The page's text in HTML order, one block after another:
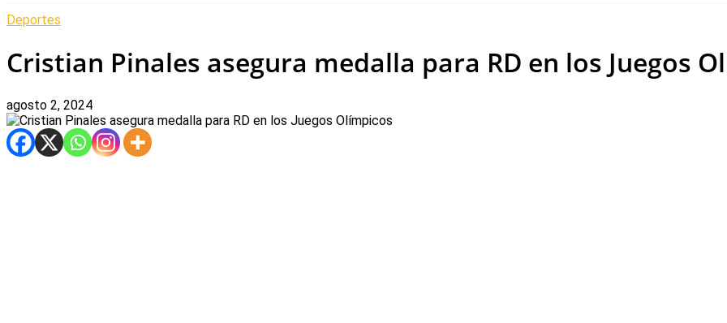
Deportes
Cristian Pinales asegura medalla para RD en los Juegos
agosto 2, 2024